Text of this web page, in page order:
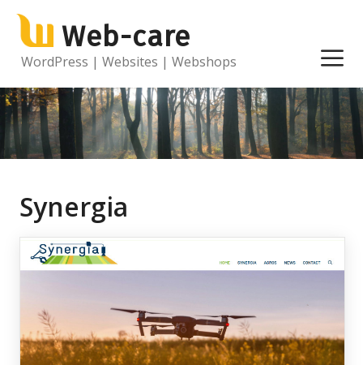
Ga
naar
Web-care
WordPress | Websites | Webshops
Synergia